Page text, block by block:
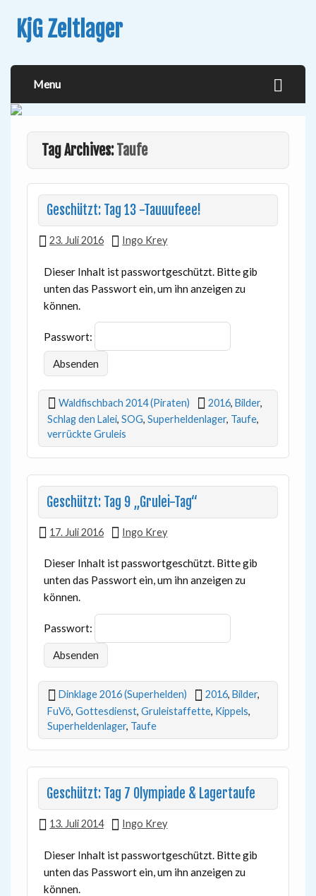
KjG Zeltlager
Menu
Tag Archives:Taufe
Geschützt: Tag 13 -Tauuufeee!
23. Juli 2016 Ingo Krey
Dieser Inhalt ist passwortgeschützt. Bitte gib
unten das Passwort ein, um ihn anzeigen zu
können.
Passwort:
Waldfischbach 2014 (Piraten) 2016, Bilder,
Schlag den Lalei, SOG, Superheldenlager, Taufe,
verrückte Gruleis
Geschützt: Tag 9 „Grulei-Tag“
17. Juli 2016 Ingo Krey
Dieser Inhalt ist passwortgeschützt. Bitte gib
unten das Passwort ein, um ihn anzeigen zu
können.
Passwort:
Dinklage 2016 (Superhelden) 2016, Bilder,
FuVö, Gottesdienst, Gruleistaffette, Kippels,
Superheldenlager, Taufe
Geschützt: Tag 7 Olympiade & Lagertaufe
13. Juli 2014 Ingo Krey
Dieser Inhalt ist passwortgeschützt. Bitte gib
unten das Passwort ein, um ihn anzeigen zu
können.